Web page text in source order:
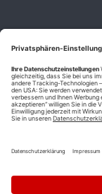
*
Die mit Sternchen
Wenn Sie auf
kaufen,
Kauf oder Preis.
Mehrwertsteuer.
Versand